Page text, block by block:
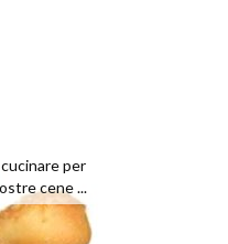
per
cene ...